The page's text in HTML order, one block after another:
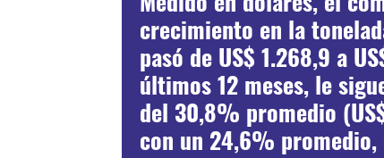
crecimiento en la
pasó de US$ 1.268,9 a
últimos 12 meses, le
del 30,8% promedio
con un 24,6% promedio,